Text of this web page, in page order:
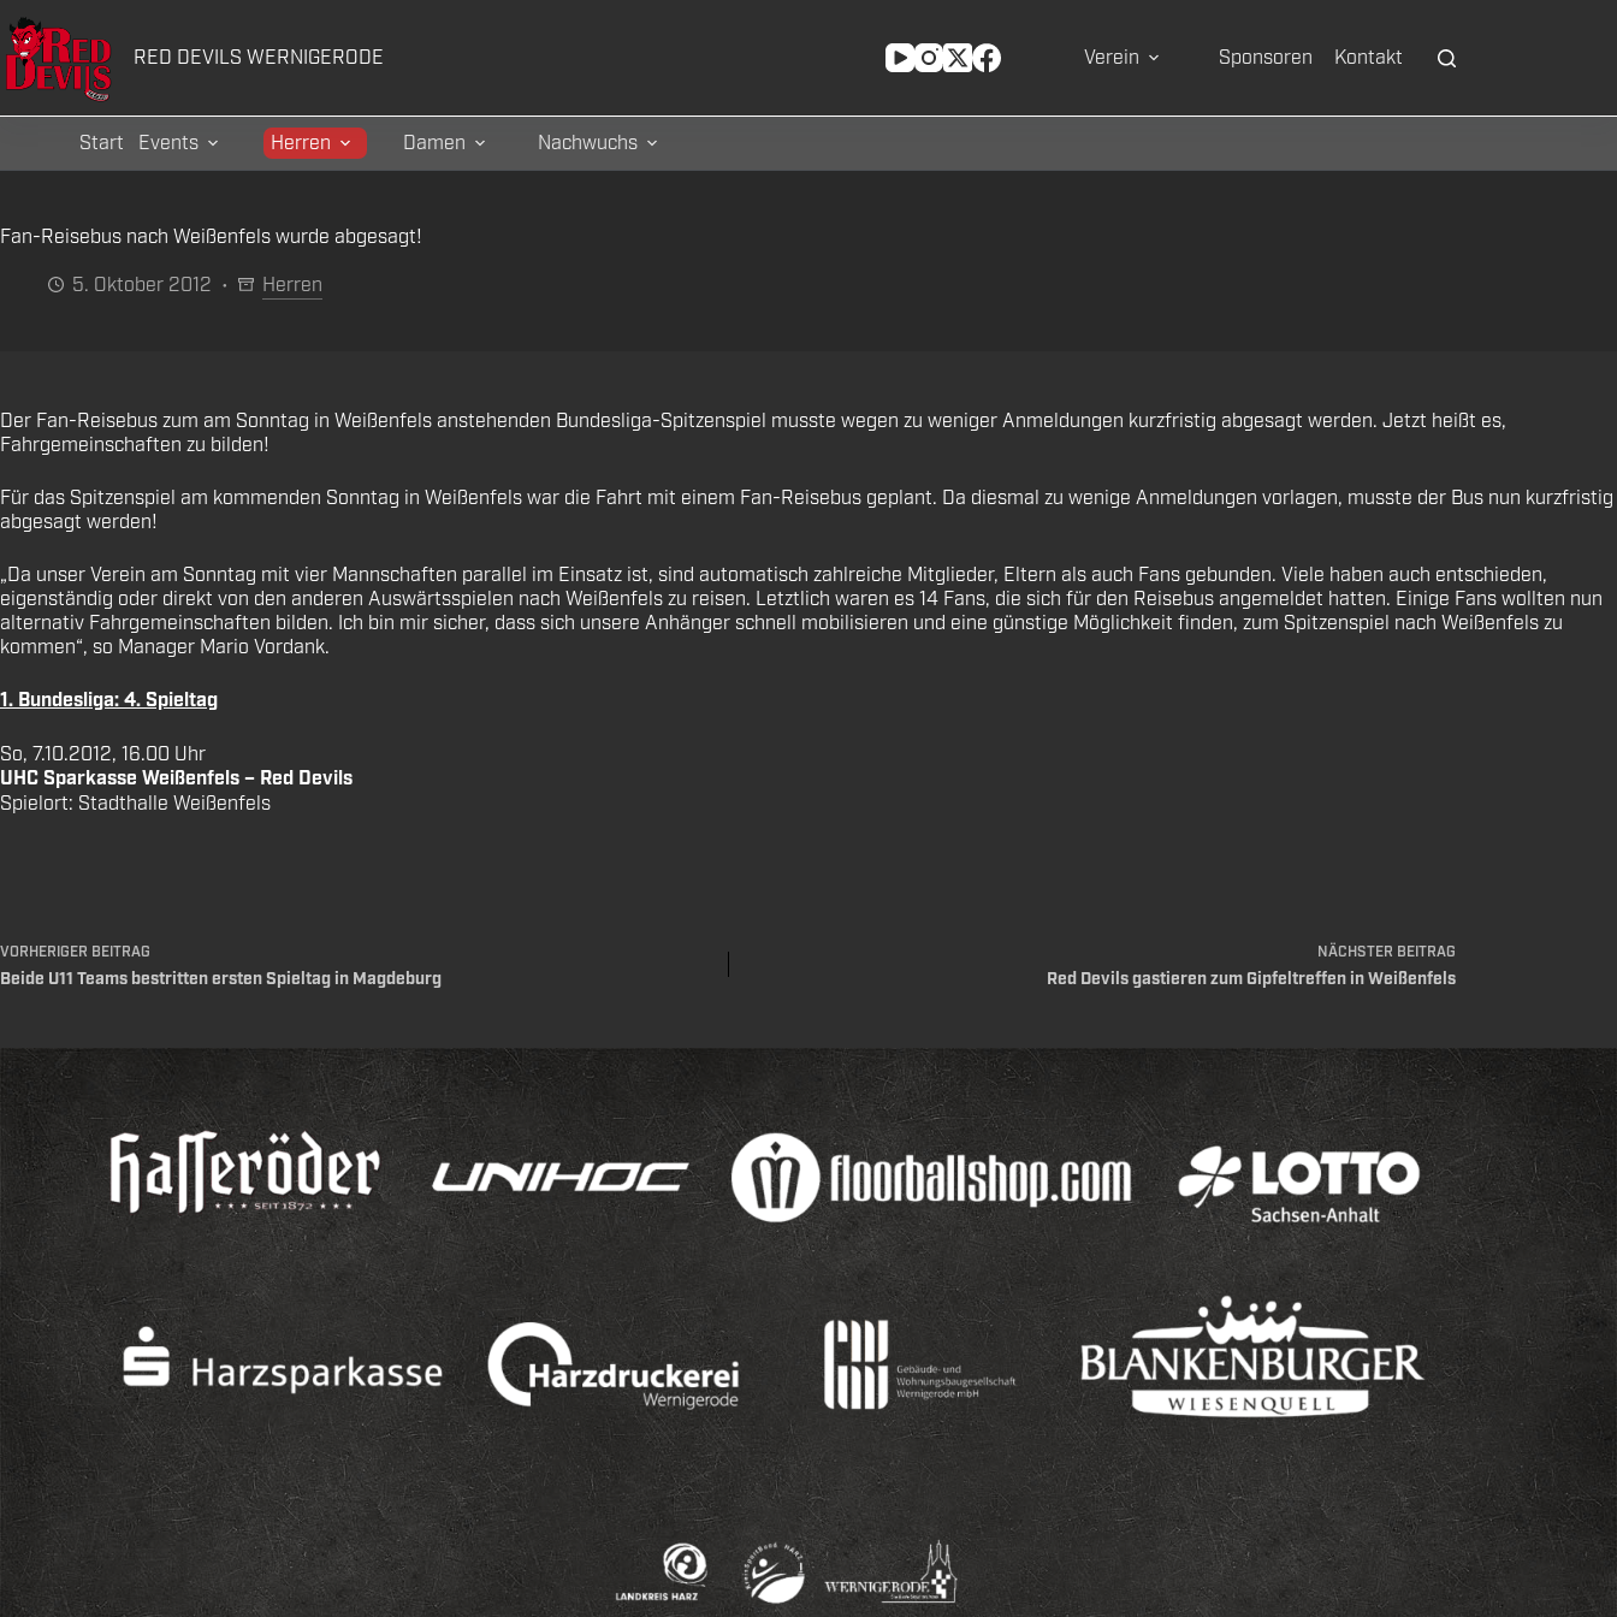
Zum
Inhalt
springen
RED DEVILS WERNIGERODE Verein Sponsoren Kontakt
Start Events Herren Damen Nachwuchs
Fan-Reisebus nach Weißenfels wurde abgesagt!
5. Oktober 2012
Herren
Der Fan-Reisebus zum am Sonntag in Weißenfels anstehenden Bundesliga-Spitzenspiel musste wegen zu weniger Anmeldungen kurzfristig abgesagt werden. Jetzt heißt es,
Fahrgemeinschaften zu bilden!
Für das Spitzenspiel am kommenden Sonntag in Weißenfels war die Fahrt mit einem Fan-Reisebus geplant. Da diesmal zu wenige Anmeldungen vorlagen, musste der Bus nun kurzfristig
abgesagt werden!
„Da unser Verein am Sonntag mit vier Mannschaften parallel im Einsatz ist, sind automatisch zahlreiche Mitglieder, Eltern als auch Fans gebunden. Viele haben auch entschieden,
eigenständig oder direkt von den anderen Auswärtsspielen nach Weißenfels zu reisen. Letztlich waren es 14 Fans, die sich für den Reisebus angemeldet hatten. Einige Fans wollten nun
alternativ Fahrgemeinschaften bilden. Ich bin mir sicher, dass sich unsere Anhänger schnell mobilisieren und eine günstige Möglichkeit finden, zum Spitzenspiel nach Weißenfels zu
kommen“, so Manager Mario Vordank.
1. Bundesliga: 4. Spieltag
So, 7.10.2012, 16.00 Uhr
UHC Sparkasse Weißenfels – Red Devils
Spielort: Stadthalle Weißenfels
VORHERIGER BEITRAG
Beide U11 Teams bestritten ersten Spieltag in Magdeburg
NÄCHSTER BEITRAG
Red Devils gastieren zum Gipfeltreffen in Weißenfels